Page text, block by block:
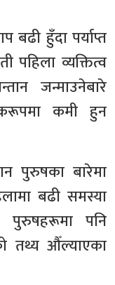
बढी हुँदा पर्याप्त
पहिला व्यक्तित्व
जन्माउनेबारे
कमी हुन
पुरुषका बारेमा
बढी समस्या
पुरुषहरूमा पनि
तथ्य औँल्याएका